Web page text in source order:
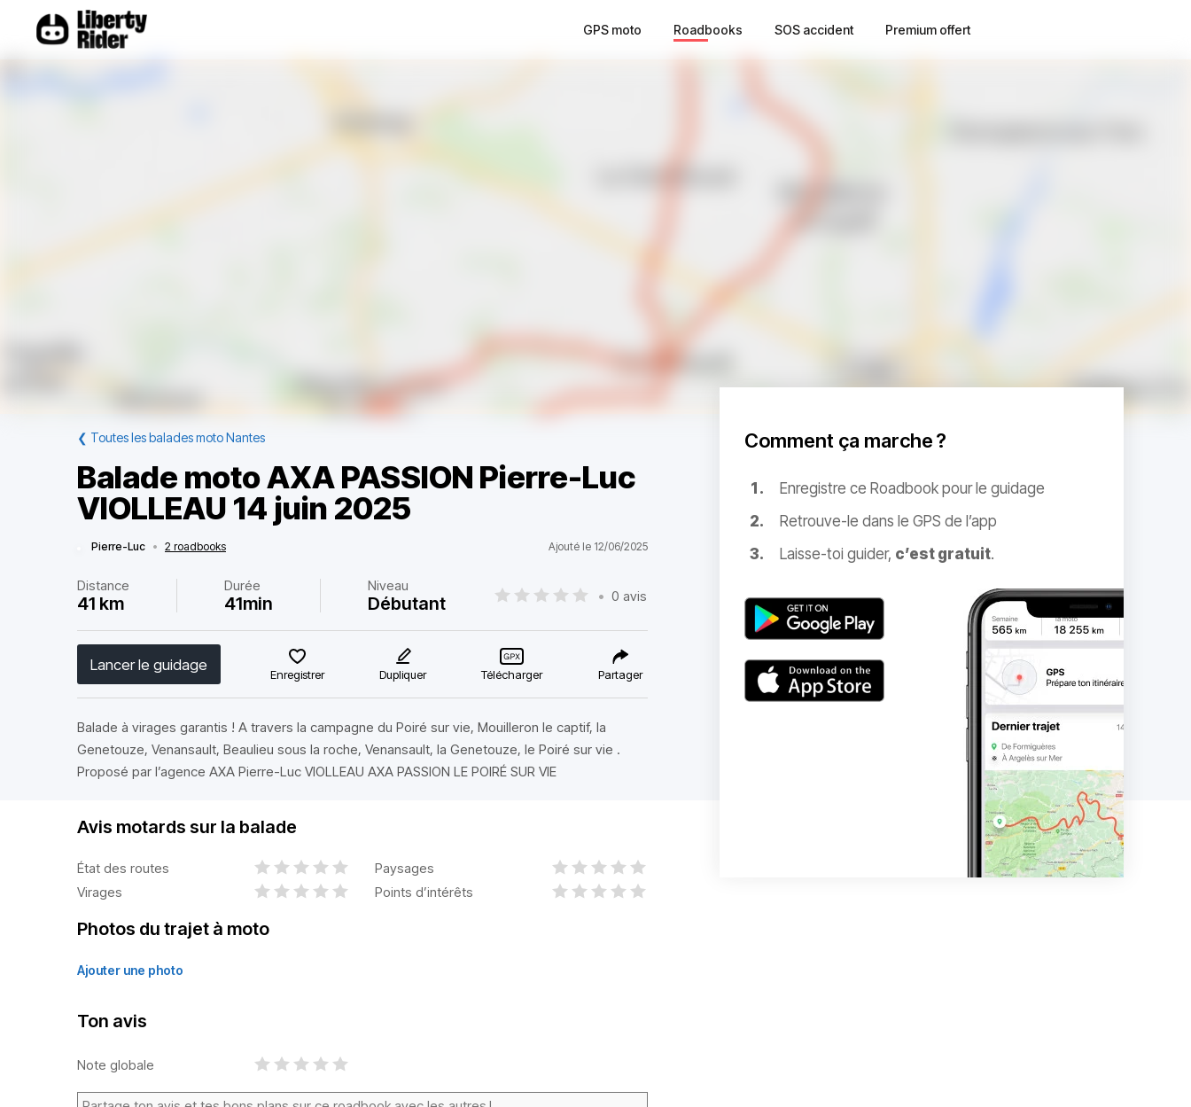
GPS moto Roadbooks SOS accident Premium offert
❮ Toutes les balades moto Nantes
Balade moto AXA PASSION Pierre-Luc
VIOLLEAU 14 juin 2025
Pierre-Luc • 2 roadbooks Ajouté le 12/06/2025
Distance
41 km
Durée
41min
Niveau
Débutant • 0 avis
Lancer le guidage
Enregistrer Dupliquer Télécharger Partager
Balade à virages garantis ! A travers la campagne du Poiré sur vie, Mouilleron le captif, la
Genetouze, Venansault, Beaulieu sous la roche, Venansault, la Genetouze, le Poiré sur vie .
Proposé par l’agence AXA Pierre-Luc VIOLLEAU AXA PASSION LE POIRÉ SUR VIE
Comment ça marche ?
Enregistre ce Roadbook pour le guidage
Retrouve-le dans le GPS de l’app
Laisse-toi guider, c’est gratuit.
Avis motards sur la balade
État des routes
Paysages
Virages
Points d’intérêts
Photos du trajet à moto
Ajouter une photo
Ton avis
Note globale